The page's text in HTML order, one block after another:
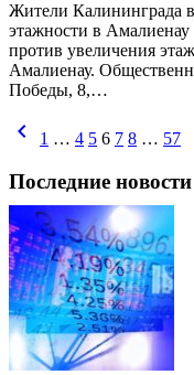
Жители Калининграда
этажности в
против увеличения
Амалиенау.
Победы, 8,…
chevron_left 1 … 4 5 6 7 8 … 57
Последние новости